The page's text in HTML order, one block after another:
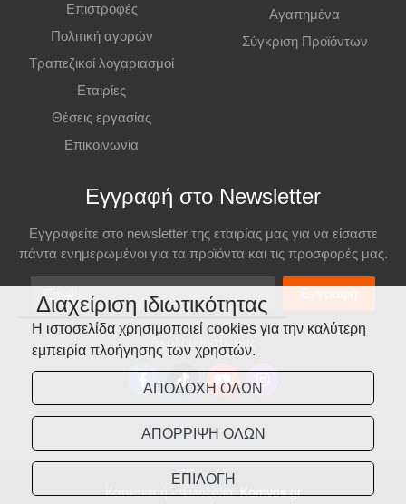
Επιστροφές
Πολιτική αγορών
Τραπεζικοί λογαριασμοί
Εταιρίες
Θέσεις εργασίας
Επικοινωνία
Αγαπημένα
Σύγκριση Προϊόντων
Εγγραφή στο Newsletter
Εγγραφείτε στο newsletter της εταιρίας μας για να είσαστε
πάντα ενημερωμένοι για τα προϊόντα και τις προσφορές μας.
Email
Εγγραφή
Ακολουθήστε μας
Κατασκευή - Φιλοξενία:Komvos.gr
Διαχείριση ιδιωτικότητας
Η ιστοσελίδα χρησιμοποιεί cookies για την καλύτερη
εμπειρία πλοήγησης των χρηστών.
ΑΠΟΔΟΧΗ ΟΛΩΝ
ΑΠΟΡΡΙΨΗ ΟΛΩΝ
ΕΠΙΛΟΓΗ